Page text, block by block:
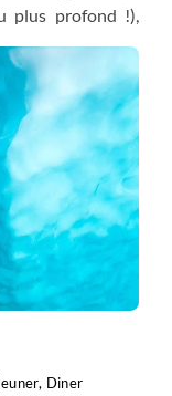
plus profond !),
Notre regard
fonds inconnus
bleu éclatant.
photo, chaque
nous pourrons
le fjord, là où
faudra ouvrir
rorqual, là un
requin du
le relief
Diner